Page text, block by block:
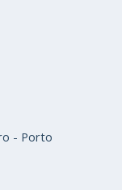
- Porto